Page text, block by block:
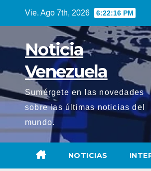
Vie. Ago 7th, 2026 6:22:18 PM
Noticia
Venezuela
Sumérgete en las novedades
sobre las últimas noticias del
mundo.
NOTICIAS